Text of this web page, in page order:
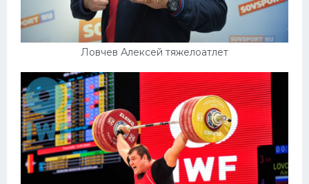
Ловчев Алексей тяжелоатлет